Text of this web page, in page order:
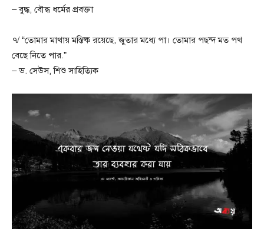
– বুদ্ধ, বৌদ্ধ ধর্মের প্রবক্তা
৭/ “তোমার মাথায় মস্তিষ্ক রয়েছে, জুতার মধ্যে পা। তোমার পছন্দ মত পথ
বেছে নিতে পার.”
– ড. সেউস, শিশু সাহিত্যিক